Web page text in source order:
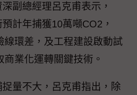
副總經理呂克甫表示，
預計年捕獲10萬噸CO2，
線環差，及工程建設啟動試
業化運轉關鍵技術。
量不大，呂克甫指出，除